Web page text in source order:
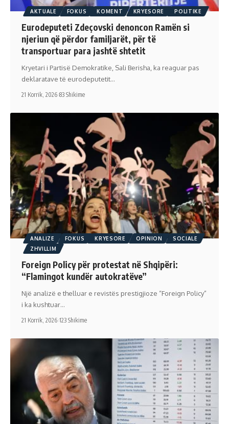
AKTUALE FOKUS KOMENT KRYESORE POLITIKE
Eurodeputeti Zdeçovski denoncon Ramën si
njeriun që përdor familjarët, për të
transportuar para jashtë shtetit
Kryetari i Partisë Demokratike, Sali Berisha, ka reaguar pas
deklaratave të eurodeputetit…
21 Korrik, 2026 83 Shikime
ANALIZE FOKUS KRYESORE OPINION
SOCIALE
ZHVILLIM
Foreign Policy për protestat në Shqipëri:
“Flamingot kundër autokratëve”
Një analizë e thelluar e revistës prestigjioze “Foreign Policy”
i ka kushtuar…
21 Korrik, 2026 123 Shikime